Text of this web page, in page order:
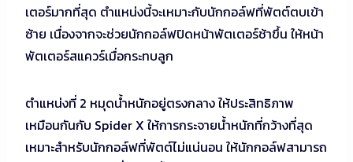
เตอร์มากที่สุด ตำแหน่งนี้จะเหมาะกับนักกอล์ฟที่พัตต์ตบเข้า
ซ้าย เนื่องจากจะช่วยนักกอล์ฟปิดหน้าพัตเตอร์ช้าขึ้น ให้หน้า
พัตเตอร์สแควร์เมื่อกระทบลูก
ตำแหน่งที่ 2 หมุดน้ำหนักอยู่ตรงกลาง ให้ประสิทธิภาพ
เหมือนกันกับ Spider X ให้การกระจายน้ำหนักที่กว้างที่สุด
เหมาะสำหรับนักกอล์ฟที่พัตต์ไม่แน่นอน ให้นักกอล์ฟสามารถ